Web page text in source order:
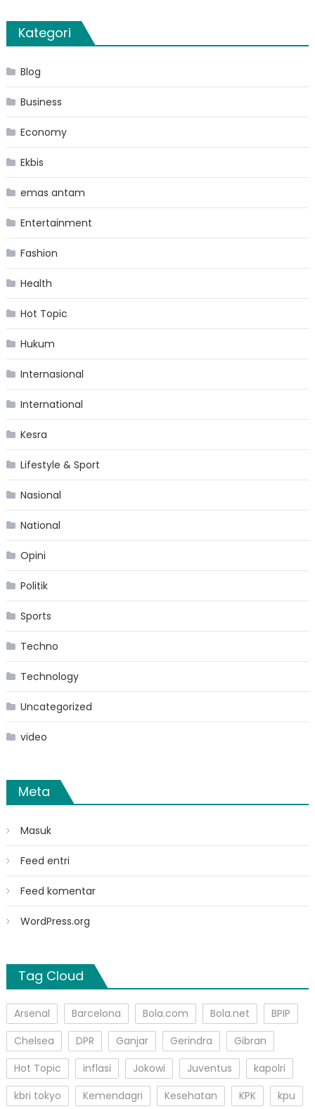
Kategori
Blog
Business
Economy
Ekbis
emas antam
Entertainment
Fashion
Health
Hot Topic
Hukum
Internasional
International
Kesra
Lifestyle & Sport
Nasional
National
Opini
Politik
Sports
Techno
Technology
Uncategorized
video
Meta
Masuk
Feed entri
Feed komentar
WordPress.org
Tag Cloud
Arsenal Barcelona Bola.com Bola.net
BPIP
Chelsea
DPR Ganjar Gerindra
Gibran
Hot Topic
inflasi Jokowi Juventus
kapolri
kbri tokyo
Kemendagri Kesehatan KPK
kpu